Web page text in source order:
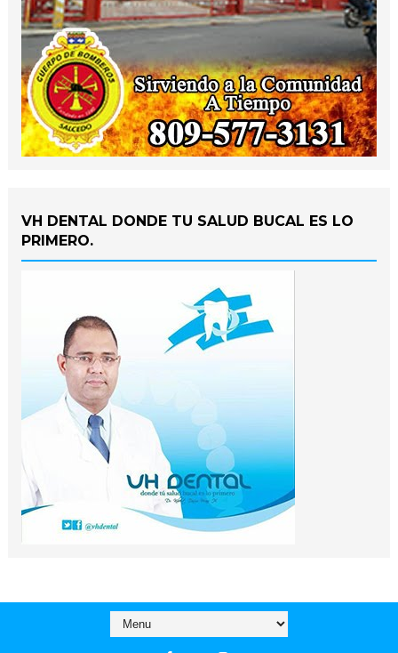
VH DENTAL DONDE TU SALUD BUCAL ES LO
PRIMERO.